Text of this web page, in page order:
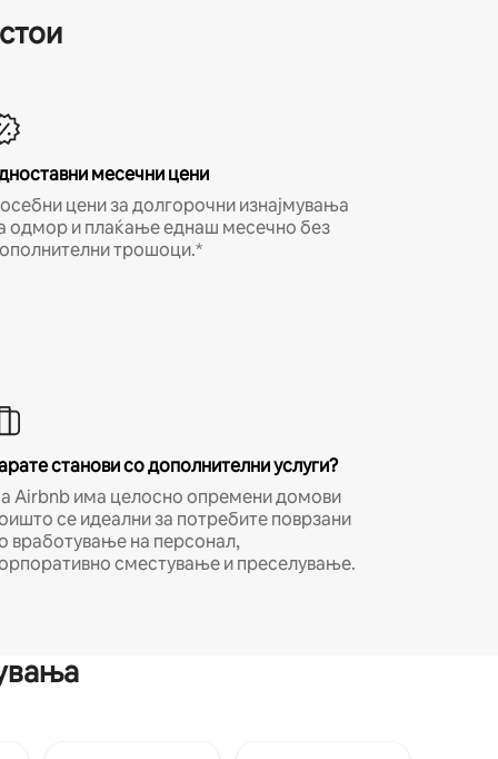
месечни цени
цени за долгорочни изнајмувања
одмор и плаќање еднаш месечно без
трошоци.*
станови со дополнителни услуги?
Airbnb има целосно опремени домови
се идеални за потребите поврзани
вработување на персонал,
сместување и преселување.